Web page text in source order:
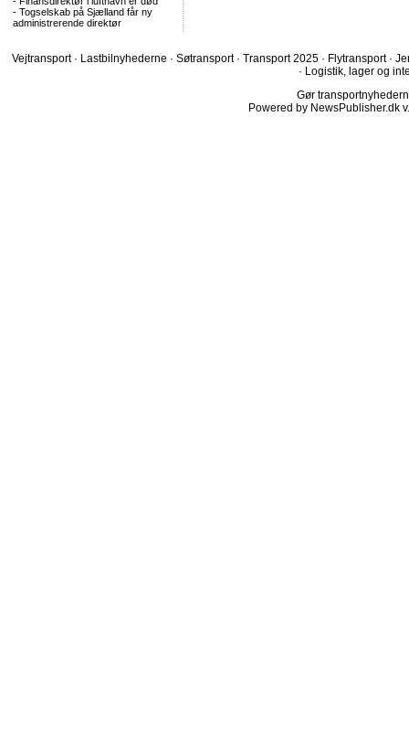
- Togselskab på Sjælland får ny
administrerende direktør
Vejtransport · Lastbilnyhederne · Søtransport · Transport 2025 · Flytransport ·
· Logistik, lager og
Gør
Powered by NewsPublisher.dk